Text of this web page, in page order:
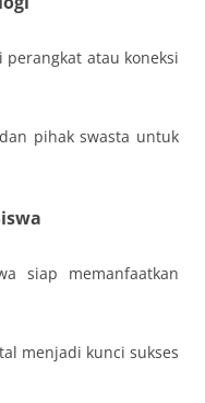
atau koneksi
pihak swasta untuk
siap memanfaatkan
menjadi kunci sukses